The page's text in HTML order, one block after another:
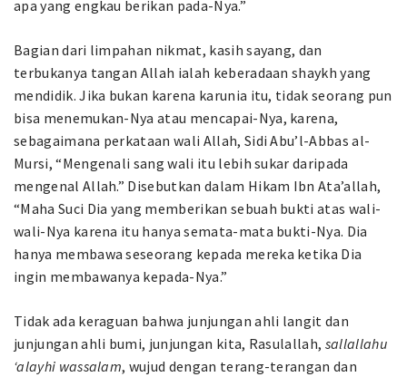
apa yang engkau berikan pada-Nya.”
Bagian dari limpahan nikmat, kasih sayang, dan
terbukanya tangan Allah ialah keberadaan shaykh yang
mendidik. Jika bukan karena karunia itu, tidak seorang pun
bisa menemukan-Nya atau mencapai-Nya, karena,
sebagaimana perkataan wali Allah, Sidi Abu’l-Abbas al-
Mursi, “Mengenali sang wali itu lebih sukar daripada
mengenal Allah.” Disebutkan dalam Hikam Ibn Ata’allah,
“Maha Suci Dia yang memberikan sebuah bukti atas wali-
wali-Nya karena itu hanya semata-mata bukti-Nya. Dia
hanya membawa seseorang kepada mereka ketika Dia
ingin membawanya kepada-Nya.”
Tidak ada keraguan bahwa junjungan ahli langit dan
junjungan ahli bumi, junjungan kita, Rasulallah, sallallahu
‘alayhi wassalam, wujud dengan terang-terangan dan